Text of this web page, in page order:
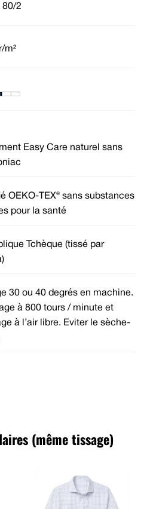
80/2
m²
Easy Care naturel sans
OEKO-TEX® sans substances
pour la santé
Tchèque (tissé par
30 ou 40 degrés en machine.
à 800 tours / minute et
à l’air libre. Eviter le sèche-
(même tissage)